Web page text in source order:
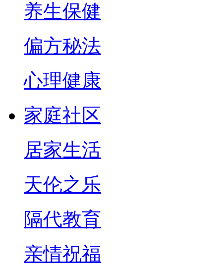
养生保健
偏方秘法
心理健康
家庭社区
居家生活
天伦之乐
隔代教育
亲情祝福